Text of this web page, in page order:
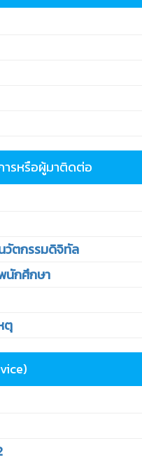
ารหรือผู้มาติดต่อ
วัตกรรมดิจิทัล
นักศึกษา
ตุ